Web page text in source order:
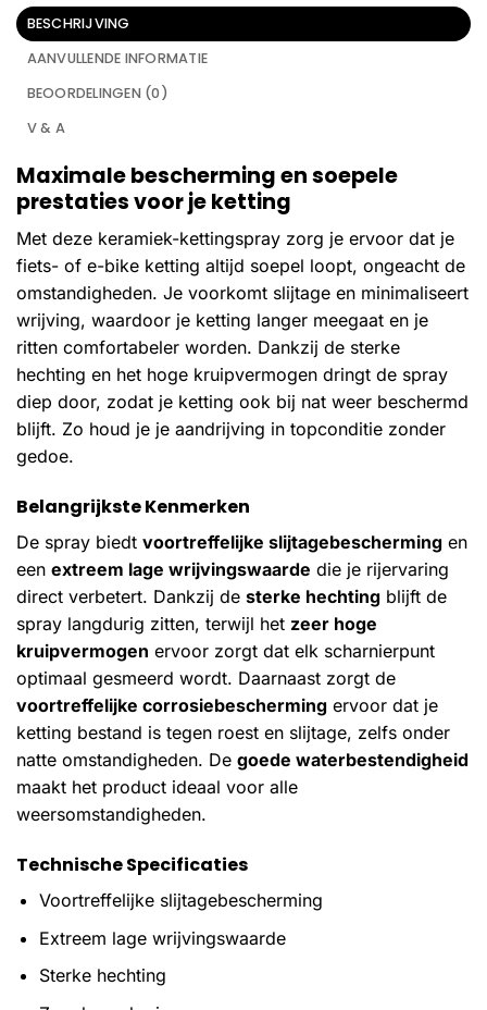
BESCHRIJVING
AANVULLENDE INFORMATIE
BEOORDELINGEN (0)
V & A
Maximale bescherming en soepele
prestaties voor je ketting
Met deze keramiek-kettingspray zorg je ervoor dat je
fiets- of e-bike ketting altijd soepel loopt, ongeacht de
omstandigheden. Je voorkomt slijtage en minimaliseert
wrijving, waardoor je ketting langer meegaat en je
ritten comfortabeler worden. Dankzij de sterke
hechting en het hoge kruipvermogen dringt de spray
diep door, zodat je ketting ook bij nat weer beschermd
blijft. Zo houd je je aandrijving in topconditie zonder
gedoe.
Belangrijkste Kenmerken
De spray biedt voortreffelijke slijtagebescherming en
een extreem lage wrijvingswaarde die je rijervaring
direct verbetert. Dankzij de sterke hechting blijft de
spray langdurig zitten, terwijl het zeer hoge
kruipvermogen ervoor zorgt dat elk scharnierpunt
optimaal gesmeerd wordt. Daarnaast zorgt de
voortreffelijke corrosiebescherming ervoor dat je
ketting bestand is tegen roest en slijtage, zelfs onder
natte omstandigheden. De goede waterbestendigheid
maakt het product ideaal voor alle
weersomstandigheden.
Technische Specificaties
Voortreffelijke slijtagebescherming
Extreem lage wrijvingswaarde
Sterke hechting